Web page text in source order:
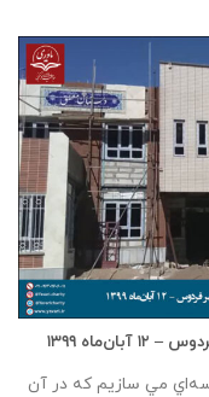
مي سازيم که در آن